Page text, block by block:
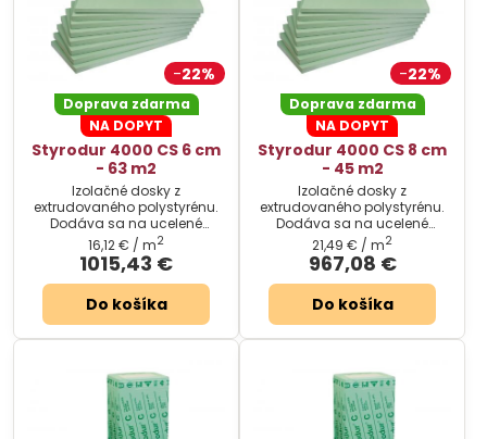
22%
Doprava zdarma
NA DOPYT
Styrodur 4000 CS 6 cm
- 63 m2
Izolačné dosky z
extrudovaného polystyrénu.
Dodáva sa na ucelené
palety.
1015,43 €
16,12 € / m2
Do košíka
22%
Doprava zdarma
NA DOPYT
Styrodur 4000 CS 8 cm
- 45 m2
Izolačné dosky z
extrudovaného polystyrénu.
Dodáva sa na ucelené
palety.
967,08 €
21,49 € / m2
Do košíka